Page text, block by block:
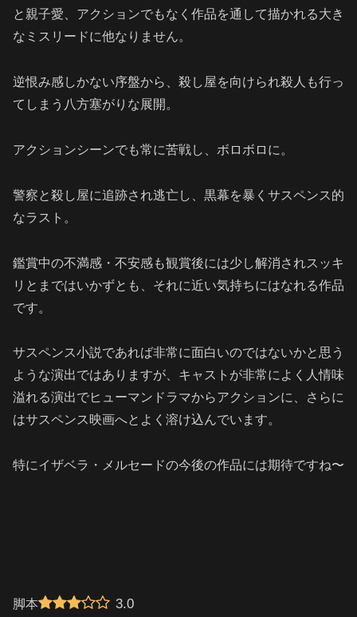
と親子愛、アクションでもなく作品を通して描かれる大き
なミスリードに他なりません。
逆恨み感しかない序盤から、殺し屋を向けられ殺人も行っ
てしまう八方塞がりな展開。
アクションシーンでも常に苦戦し、ボロボロに。
警察と殺し屋に追跡され逃亡し、黒幕を暴くサスペンス的
なラスト。
鑑賞中の不満感・不安感も観賞後には少し解消されスッキ
リとまではいかずとも、それに近い気持ちにはなれる作品
です。
サスペンス小説であれば非常に面白いのではないかと思う
ような演出ではありますが、キャストが非常によく人情味
溢れる演出でヒューマンドラマからアクションに、さらに
はサスペンス映画へとよく溶け込んでいます。
特にイザベラ・メルセードの今後の作品には期待ですね〜
脚本 3.0